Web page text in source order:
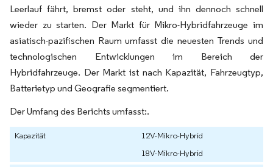
Leerlauf fährt, bremst oder steht, und ihn dennoch schnell
wieder zu starten. Der Markt für Mikro-Hybridfahrzeuge im
asiatisch-pazifischen Raum umfasst die neuesten Trends und
technologischen Entwicklungen im Bereich der
Hybridfahrzeuge. Der Markt ist nach Kapazität, Fahrzeugtyp,
Batterietyp und Geografie segmentiert.
Der Umfang des Berichts umfasst:.
Kapazität
12V-Mikro-Hybrid
18V-Mikro-Hybrid